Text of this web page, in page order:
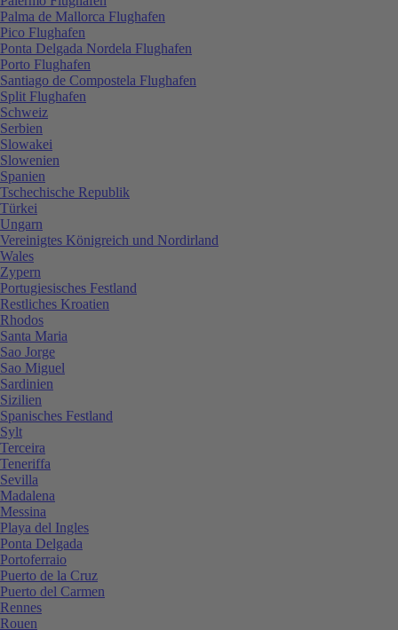
Palma de Mallorca Flughafen
Pico Flughafen
Ponta Delgada Nordela Flughafen
Porto Flughafen
Santiago de Compostela Flughafen
Split Flughafen
Schweiz
Serbien
Slowakei
Slowenien
Spanien
Tschechische Republik
Türkei
Ungarn
Vereinigtes Königreich und Nordirland
Wales
Zypern
Portugiesisches Festland
Restliches Kroatien
Rhodos
Santa Maria
Sao Jorge
Sao Miguel
Sardinien
Sizilien
Spanisches Festland
Sylt
Terceira
Teneriffa
Sevilla
Madalena
Messina
Playa del Ingles
Ponta Delgada
Portoferraio
Puerto de la Cruz
Puerto del Carmen
Rennes
Rouen